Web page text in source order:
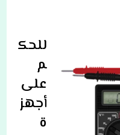
للحك
م
على
أجهز
ة